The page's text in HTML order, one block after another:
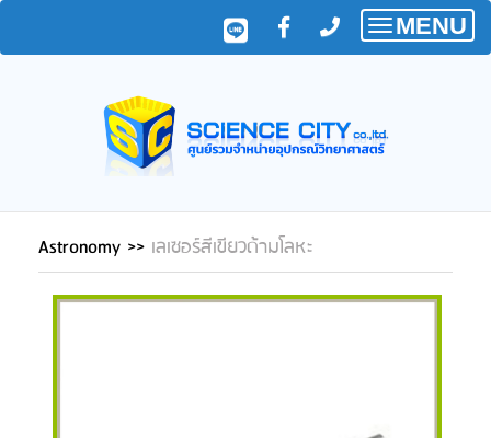
Toggle
MENU
Astronomy>> เลเซอร์สีเขียวด้ามโลหะ